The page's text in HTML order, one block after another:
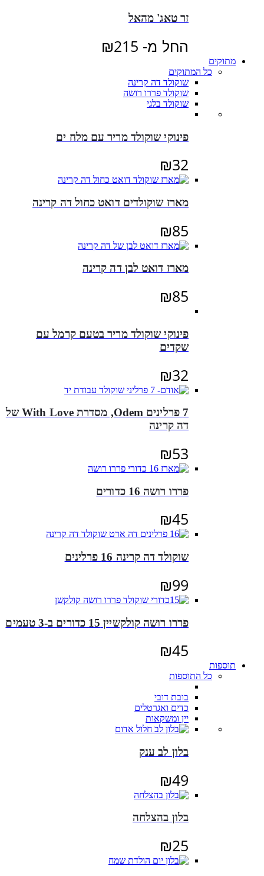
זר טאג' מהאל
החל מ- ₪215
מתוקים
כל המתוקים
שוקולד דה קרינה
שוקולד פררו רושה
שוקולד בלגי
פינוקי שוקולד מריר עם מלח ים
₪32
מארז שוקולדים דואט כחול דה קרינה
₪85
מארז דואט לבן דה קרינה
₪85
פינוקי שוקולד מריר בטעם קרמל עם
שקדים
₪32
7 פרלינים Odem, מסדרת With Love של
דה קרינה
₪53
פררו רושה 16 כדורים
₪45
שוקולד דה קרינה 16 פרלינים
₪99
פררו רושה קולקשיין 15 כדורים ב-3 טעמים
₪45
תוספות
כל התוספות
בובת דובי
כדים ואגרטלים
יין ומשקאות
בלון לב ענק
₪49
בלון בהצלחה
₪25